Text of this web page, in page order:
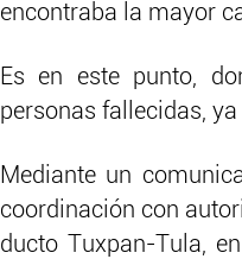
encontraba la mayor
Es en este punto,
personas fallecidas,
Mediante un
coordinación con
ducto Tuxpan-Tula,